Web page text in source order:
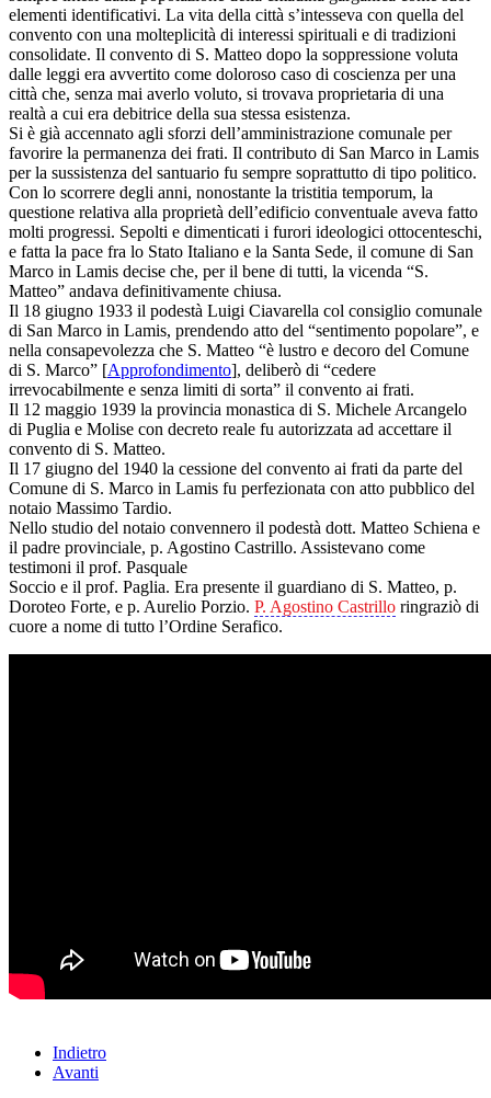
elementi identificativi. La vita della città s’intesseva con quella del
convento con una molteplicità di interessi spirituali e di tradizioni
consolidate. Il convento di S. Matteo dopo la soppressione voluta
dalle leggi era avvertito come doloroso caso di coscienza per una
città che, senza mai averlo voluto, si trovava proprietaria di una
realtà a cui era debitrice della sua stessa esistenza.
Si è già accennato agli sforzi dell’amministrazione comunale per
favorire la permanenza dei frati. Il contributo di San Marco in Lamis
per la sussistenza del santuario fu sempre soprattutto di tipo politico.
Con lo scorrere degli anni, nonostante la tristitia temporum, la
questione relativa alla proprietà dell’edificio conventuale aveva fatto
molti progressi. Sepolti e dimenticati i furori ideologici ottocenteschi,
e fatta la pace fra lo Stato Italiano e la Santa Sede, il comune di San
Marco in Lamis decise che, per il bene di tutti, la vicenda “S.
Matteo” andava definitivamente chiusa.
Il 18 giugno 1933 il podestà Luigi Ciavarella col consiglio comunale
di San Marco in Lamis, prendendo atto del “sentimento popolare”, e
nella consapevolezza che S. Matteo “è lustro e decoro del Comune
di S. Marco” [Approfondimento], deliberò di “cedere
irrevocabilmente e senza limiti di sorta” il convento ai frati.
Il 12 maggio 1939 la provincia monastica di S. Michele Arcangelo
di Puglia e Molise con decreto reale fu autorizzata ad accettare il
convento di S. Matteo.
Il 17 giugno del 1940 la cessione del convento ai frati da parte del
Comune di S. Marco in Lamis fu perfezionata con atto pubblico del
notaio Massimo Tardio.
Nello studio del notaio convennero il podestà dott. Matteo Schiena e
il padre provinciale, p. Agostino Castrillo. Assistevano come
testimoni il prof. Pasquale
Soccio e il prof. Paglia. Era presente il guardiano di S. Matteo, p.
Doroteo Forte, e p. Aurelio Porzio. P. Agostino Castrillo ringraziò di
cuore a nome di tutto l’Ordine Serafico.
Indietro
Avanti